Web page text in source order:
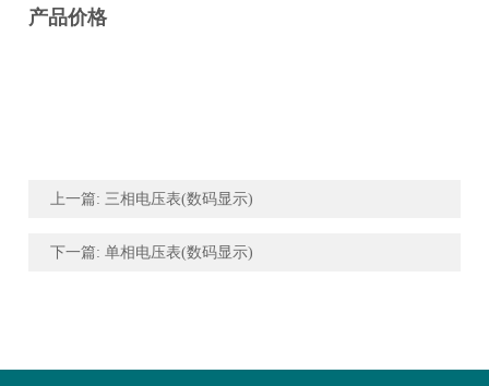
产品价格
上一篇: 三相电压表(数码显示)
下一篇: 单相电压表(数码显示)